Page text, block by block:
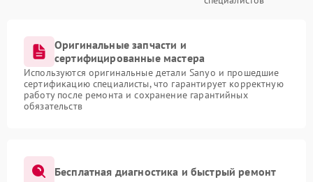
Оригинальные запчасти и
сертифицированные мастера
Используются оригинальные детали Sanyo и прошедшие
сертификацию специалисты, что гарантирует корректную
работу после ремонта и сохранение гарантийных
обязательств
Бесплатная диагностика и быстрый ремонт